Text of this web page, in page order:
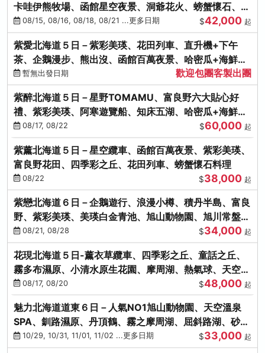
卡哇伊熊牧場、函館星空夜景、洞爺花火、螃蟹懷石、啤
酒暢飲
08/15, 08/16, 08/18, 08/21 ...更多日期 $42,000 起
紫愛北海道５日－紫彩美瑛、花田列車、直升機+下午
茶、企鵝漫步、熊出沒、函館百萬夜景、哈密瓜+海鮮和
牛八大螃蟹吃到飽
暫無出發日期 歡迎包團客製出團
紫醉北海道５日－星野TOMAMU、富良野六大貼心好
禮、紫彩美瑛、阿寒遊覽船、知床五湖、哈密瓜+海鮮和
牛螃蟹吃到飽
08/17, 08/22 $60,000 起
紫薰北海道５日－星空纜車、函館百萬夜景、紫彩美瑛、
富良野花田、四季彩之丘、花田列車、螃蟹懷石料理
08/22 $38,000 起
紫戀北海道６日－企鵝遊行、浪漫小樽、積丹半島、富良
野、紫彩美瑛、美瑛白金青池、旭山動物園、旭川常盤旋
轉塔08/21, 08/28 $34,000 起
花現北海道５日-薰衣草纜車、四季彩之丘、童話之丘、
霧多布濕原、小清水原生花園、摩周湖、熱氣球、天空溫
泉SPA、螃蟹吃到飽
08/17, 08/20 $48,000 起
魅力北海道道東６日－人氣NO1旭山動物園、天空溫泉
SPA、釧路濕原、丹頂鶴、霧之摩周湖、屈斜路湖、砂湯
體驗10/29, 10/31, 11/01, 11/02 ...更多日期 $33,000 起